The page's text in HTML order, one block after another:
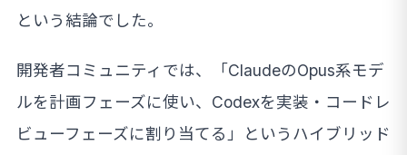
という結論でした。
開発者コミュニティでは、「ClaudeのOpus系モデ
ルを計画フェーズに使い、Codexを実装・コードレ
ビューフェーズに割り当てる」というハイブリッド